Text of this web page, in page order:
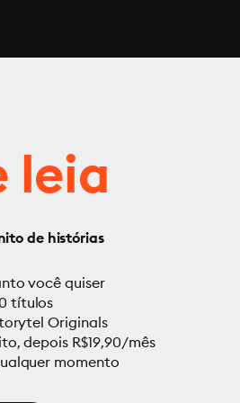
leia
de histórias
você quiser
títulos
Originals
depois R$19,90/mês
momento